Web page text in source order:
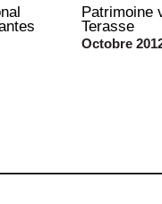
Patrimoine
Terasse
Octobre